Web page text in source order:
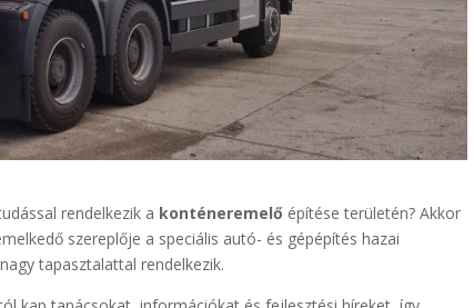
rendelkezik a konténeremelő építése területén? Akkor
szereplője a speciális autó- és gépépítés hazai
tapasztalattal rendelkezik.